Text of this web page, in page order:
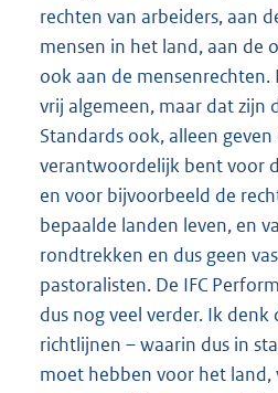
rechten van arbeiders, aan
mensen in het land, aan de
ook aan de
vrij algemeen, maar dat zijn
Standards ook, alleen
verantwoordelijk bent voor
en voor bijvoorbeeld de
bepaalde landen leven, en
rondtrekken en dus geen
pastoralisten. De IFC
dus nog veel verder. Ik denk
richtlijnen – waarin dus in
moet hebben voor het land,